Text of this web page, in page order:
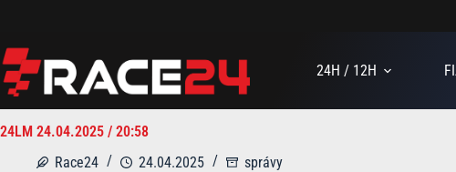
24H / 12H
24LM 24.04.2025 / 20:58
Race24
24.04.2025 správy